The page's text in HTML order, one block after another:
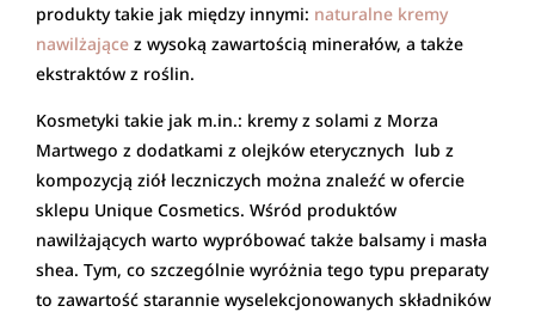
produkty takie jak między innymi: naturalne kremy
nawilżające z wysoką zawartością minerałów, a także
ekstraktów z roślin.
Kosmetyki takie jak m.in.: kremy z solami z Morza
Martwego z dodatkami z olejków eterycznych lub z
kompozycją ziół leczniczych można znaleźć w ofercie
sklepu Unique Cosmetics. Wśród produktów
nawilżających warto wypróbować także balsamy i masła
shea. Tym, co szczególnie wyróżnia tego typu preparaty
to zawartość starannie wyselekcjonowanych składników